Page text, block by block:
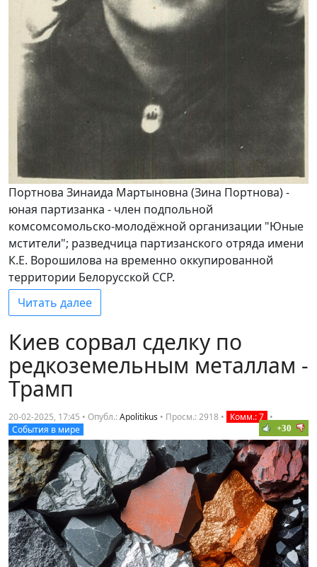
Портнова Зинаида Мартыновна (Зина Портнова) -
юная партизанка - член подпольной
комсомсомольско-молодёжной организации "Юные
мстители"; разведчица партизанского отряда имени
К.Е. Ворошилова на временно оккупированной
территории Белорусской ССР.
Читать далее
Киев сорвал сделку по
редкоземельным металлам -
Трамп
20-02-2025, 17:45 • Опубл.:Apolitikus • Просм.: 2918 • Комм.: 7 •
События в мире
+30